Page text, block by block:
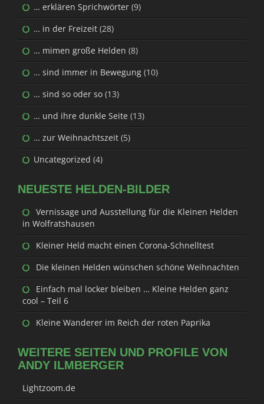
… erklären Sprichwörter (9)
… in der Freizeit (28)
… mimen große Helden (8)
… sind immer in Bewegung (10)
… sind so oder so (13)
… und ihre dunkle Seite (13)
… zur Weihnachtszeit (5)
Uncategorized (4)
NEUESTE HELDEN-BILDER
Vernissage und Ausstellung für die Kleinen Helden
in Wolfratshausen
Kleiner Held macht einen Corona-Schnelltest
Die kleinen Helden wünschen schöne Weihnachten
Einfach mal locker bleiben … Kleine Helden ganz
cool – Teil 6
Kleine Wanderer im Reich der roten Paprika
WEITERE SEITEN UND PROFILE VON
ANDY ILMBERGER
Lightzoom.de